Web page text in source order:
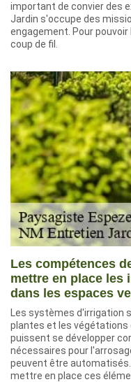
important de convier des
Jardin s'occupe des
engagement. Pour
coup de fil.
Les compétences
mettre en place les
dans les espaces
Les systèmes d'irrigation
plantes et les végétations
puissent se développer
nécessaires pour
peuvent être
mettre en place ces